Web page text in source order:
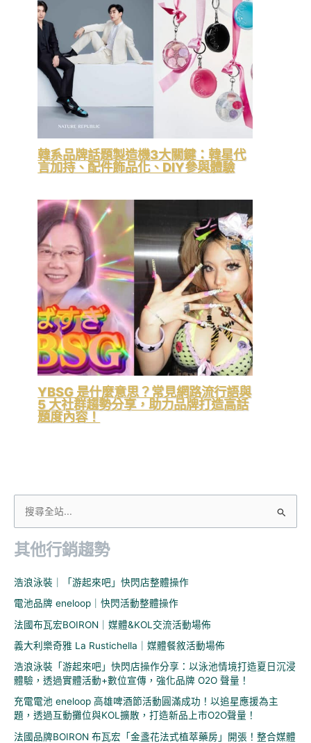
韓系品牌話題製造機3大關鍵：韓星代
言加持、配件飾品化、DIY參與體驗
YBSG 是什麼意思？常見網路流行語與
5 大社群趨勢分享，助力品牌打造高話
題度內容！
關
字
:
其他行銷趨勢
浩浪泳裝｜「游起來吧」快閃店整體操作
電池品牌 eneloop｜快閃活動整體操作
法國布瓦宏BOIRON｜媒體&KOL交流活動場佈
義大利樂奇雅 La Rustichella｜媒體餐敘活動場佈
浩浪泳裝「游起來吧」快閃店操作分享：以泳池情境打造夏日沉浸
體驗，透過實體活動+數位宣傳，強化品牌 O2O 聲量！
充電電池 eneloop 高雄啤酒節活動圓滿成功！以追星應援為主
題，透過互動攤位與KOL擴散，打造新品上市O2O聲量！
法國品牌BOIRON 布瓦宏「金盞花法式植萃藥房」開張！整合媒體